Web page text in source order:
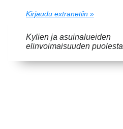
Kirjaudu extranetiin »
Kylien ja asuinalueiden
elinvoimaisuuden puolesta